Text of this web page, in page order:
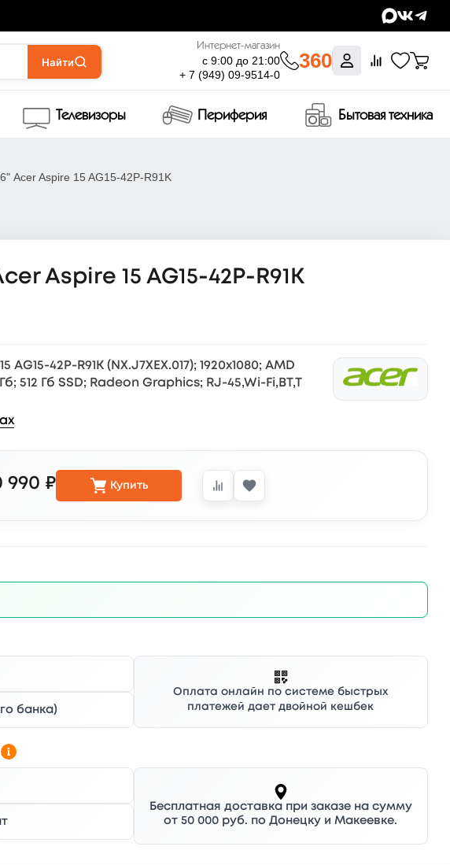
Найти
Интернет-магазин
с 9:00 до 21:00
+ 7 (949) 09-9514-0
360
Телевизоры Периферия Бытовая техника
Acer Aspire 15 AG15-42P-R91K
Aspire 15 AG15-42P-R91K
AG15-42P-R91K (NX.J7XEX.017); 1920х1080; AMD
512 Гб SSD; Radeon Graphics; RJ-45,Wi-Fi,BT,T
990 ₽ Купить
банка)
Оплата онлайн по системе быстрых
платежей дает двойной кешбек
Бесплатная доставка при заказе на сумму
от 50 000 руб. по Донецку и Макеевке.